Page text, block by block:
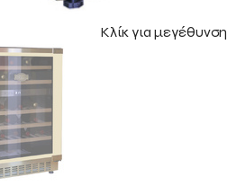
Κλίκ για μεγέθυνση